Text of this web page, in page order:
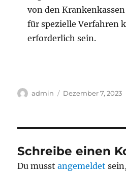
von den
für spezielle Verfahren
erforderlich sein.
Autor
admin
Veröffentlicht
Dezember 7, 2023
Schreibe einen
Du musstangemeldet